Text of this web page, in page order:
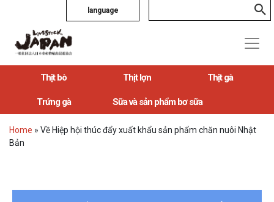
language
Thịt bò Thịt lợn Thịt gà
Trứng gà Sữa và sản phẩm bơ sữa
Home » Về Hiệp hội thúc đẩy xuất khẩu sản phẩm chăn nuôi Nhật
Bản